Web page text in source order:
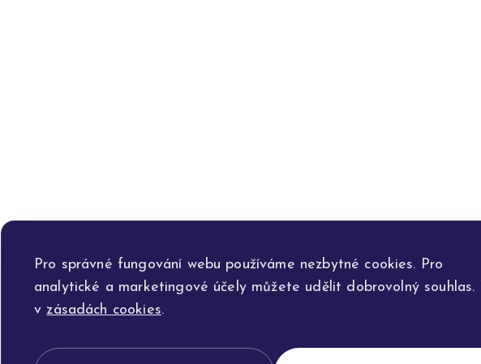
Pro správné fungování webu používáme nezbytné cookies. Pro
analytické a marketingové účely můžete udělit dobrovolný souhlas.
v zásadách cookies.